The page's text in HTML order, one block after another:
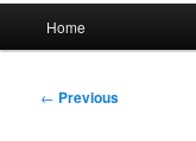
Home
Post
← Previous